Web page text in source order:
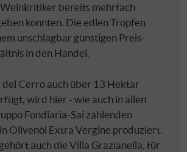
bereits mehrfach
konnten. Die edlen Tropfen
unschlagbar günstigen Preis-
in den Handel.
Cerro auch über 13 Hektar
wird hier - wie auch in allen
Fondiaria-Sai zählenden
Olivenöl Extra Vergine produziert.
auch die Villa Grazianella, für